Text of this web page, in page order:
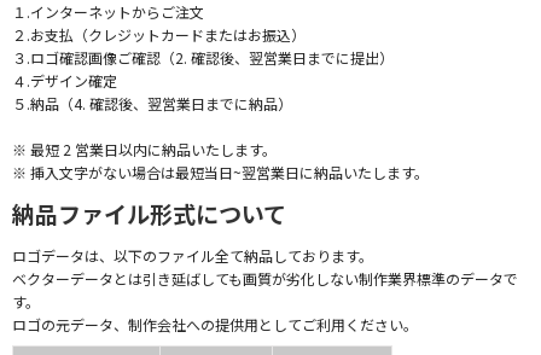
１.インターネットからご注文
２.お支払（クレジットカードまたはお振込）
３.ロゴ確認画像ご確認（2. 確認後、翌営業日までに提出）
４.デザイン確定
５.納品（4. 確認後、翌営業日までに納品）
※ 最短 2 営業日以内に納品いたします。
※ 挿入文字がない場合は最短当日~翌営業日に納品いたします。
納品ファイル形式について
ロゴデータは、以下のファイル全て納品しております。
ベクターデータとは引き延ばしても画質が劣化しない制作業界標準のデータで
す。
ロゴの元データ、制作会社への提供用としてご利用ください。